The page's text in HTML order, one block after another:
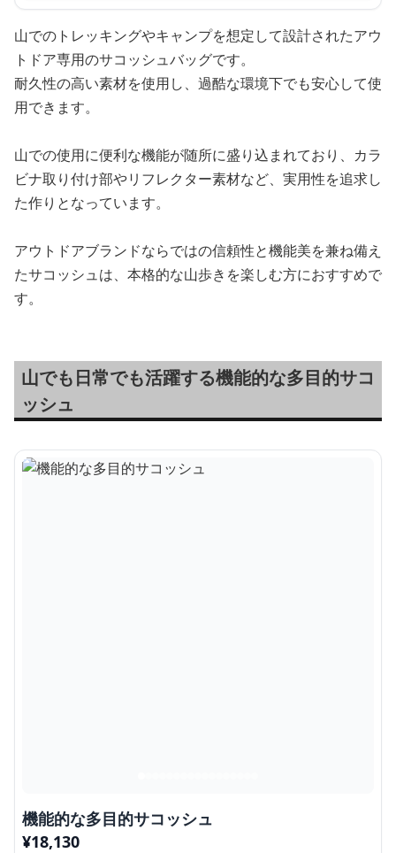
山でのトレッキングやキャンプを想定して設計されたアウ
トドア専用のサコッシュバッグです。
耐久性の高い素材を使用し、過酷な環境下でも安心して使
用できます。
山での使用に便利な機能が随所に盛り込まれており、カラ
ビナ取り付け部やリフレクター素材など、実用性を追求し
た作りとなっています。
アウトドアブランドならではの信頼性と機能美を兼ね備え
たサコッシュは、本格的な山歩きを楽しむ方におすすめで
す。
山でも日常でも活躍する機能的な多目的サコ
ッシュ
機能的な多目的サコッシュ
¥18,130